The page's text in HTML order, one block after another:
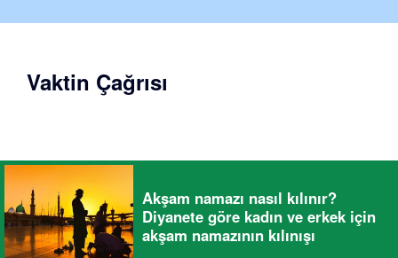
Vaktin Çağrısı
Akşam namazı nasıl kılınır?
Diyanete göre kadın ve erkek için
akşam namazının kılınışı